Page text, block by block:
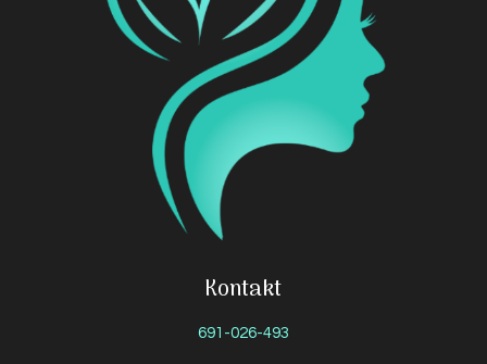
Kontakt
691-026-493